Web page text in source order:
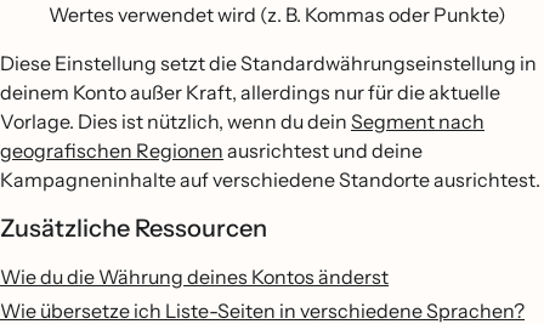
Wertes verwendet wird (z. B. Kommas oder Punkte)
Diese Einstellung setzt die Standardwährungseinstellung in
deinem Konto außer Kraft, allerdings nur für die aktuelle
Vorlage. Dies ist nützlich, wenn du dein Segment nach
geografischen Regionen ausrichtest und deine
Kampagneninhalte auf verschiedene Standorte ausrichtest.
Zusätzliche Ressourcen
Wie du die Währung deines Kontos änderst
Wie übersetze ich Liste-Seiten in verschiedene Sprachen?